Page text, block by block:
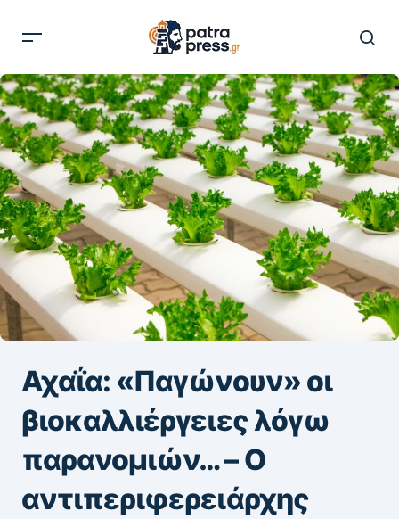
Αχαΐα: «Παγώνουν» οι
βιοκαλλιέργειες λόγω
παρανομιών… – Ο
αντιπεριφερειάρχης